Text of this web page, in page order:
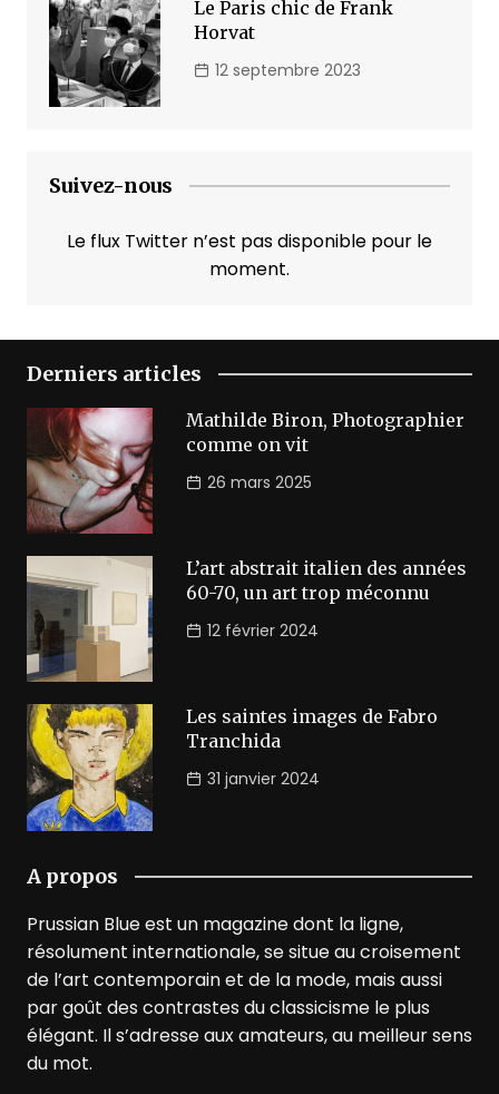
Le Paris chic de Frank
Horvat
12 septembre 2023
Suivez-nous
Le flux Twitter n’est pas disponible pour le
moment.
Derniers articles
Mathilde Biron, Photographier
comme on vit
26 mars 2025
L’art abstrait italien des années
60-70, un art trop méconnu
12 février 2024
Les saintes images de Fabro
Tranchida
31 janvier 2024
A propos
Prussian Blue est un magazine dont la ligne,
résolument internationale, se situe au croisement
de l’art contemporain et de la mode, mais aussi
par goût des contrastes du classicisme le plus
élégant. Il s’adresse aux amateurs, au meilleur sens
du mot.